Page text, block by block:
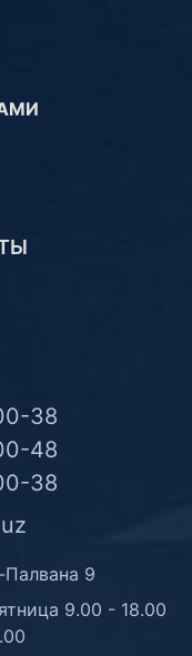
38
48
38
Палвана 9
9.00 - 18.00